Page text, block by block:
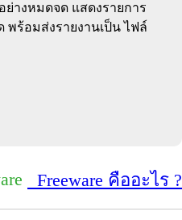
างหมดจด แสดงรายการ
พร้อมส่งรายงานเป็น ไฟล์
Freeware คืออะไร ?